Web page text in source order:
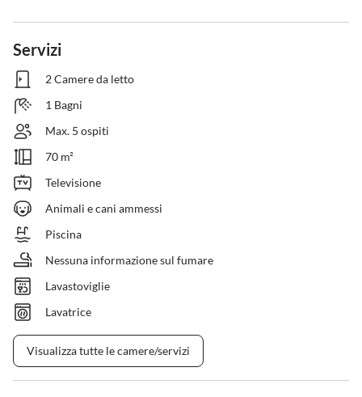
Servizi
2 Camere da letto
1 Bagni
Max. 5 ospiti
70 m²
Televisione
Animali e cani ammessi
Piscina
Nessuna informazione sul fumare
Lavastoviglie
Lavatrice
Visualizza tutte le camere/servizi